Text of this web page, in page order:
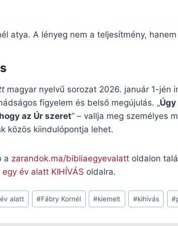
atya. A lényeg nem a teljesítmény,
magyar nyelvű sorozat 2026. január 1-jén
figyelem és belső megújulás. „
az Úr szeret” – vallja meg személyes
közös kiindulópontja lehet.
a zarandok.ma/bibliaegyevalatt oldalon
egy év alatt KIHÍVÁS oldalra.
alatt #Fábry Kornél #kiemelt #kihívás #